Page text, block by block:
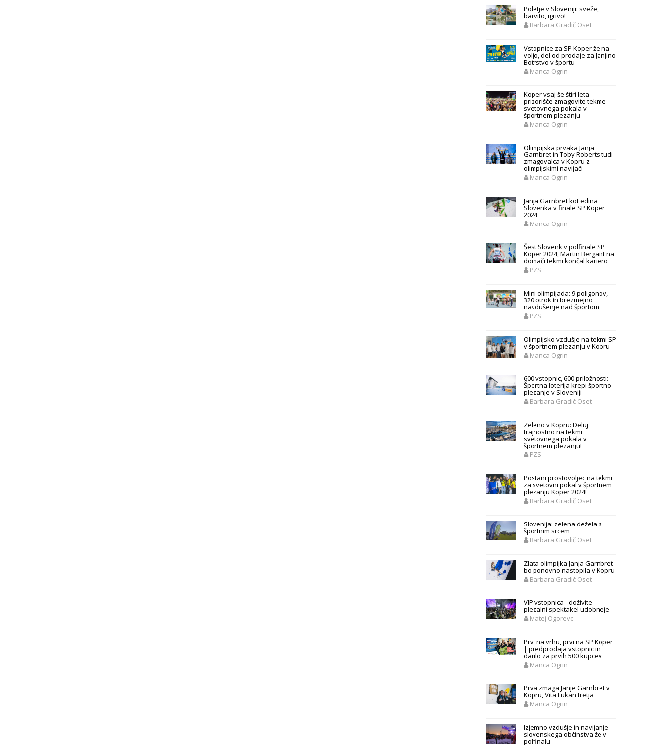
Poletje v Sloveniji: sveže,
barvito, igrivo!
Barbara Gradič Oset
Vstopnice za SP Koper že na
voljo, del od prodaje za Janjino
Botrstvo v športu
Manca Ogrin
Koper vsaj še štiri leta
prizorišče zmagovite tekme
svetovnega pokala v
športnem plezanju
Manca Ogrin
Olimpijska prvaka Janja
Garnbret in Toby Roberts tudi
zmagovalca v Kopru z
olimpijskimi navijači
Manca Ogrin
Janja Garnbret kot edina
Slovenka v finale SP Koper
2024
Manca Ogrin
Šest Slovenk v polfinale SP
Koper 2024, Martin Bergant na
domači tekmi končal kariero
PZS
Mini olimpijada: 9 poligonov,
320 otrok in brezmejno
navdušenje nad športom
PZS
Olimpijsko vzdušje na tekmi SP
v športnem plezanju v Kopru
Manca Ogrin
600 vstopnic, 600 priložnosti:
Športna loterija krepi športno
plezanje v Sloveniji
Barbara Gradič Oset
Zeleno v Kopru: Deluj
trajnostno na tekmi
svetovnega pokala v
športnem plezanju!
PZS
Postani prostovoljec na tekmi
za svetovni pokal v športnem
plezanju Koper 2024!
Barbara Gradič Oset
Slovenija: zelena dežela s
športnim srcem
Barbara Gradič Oset
Zlata olimpijka Janja Garnbret
bo ponovno nastopila v Kopru
Barbara Gradič Oset
VIP vstopnica - doživite
plezalni spektakel udobneje
Matej Ogorevc
Prvi na vrhu, prvi na SP Koper
| predprodaja vstopnic in
darilo za prvih 500 kupcev
Manca Ogrin
Prva zmaga Janje Garnbret v
Kopru, Vita Lukan tretja
Manca Ogrin
Izjemno vzdušje in navijanje
slovenskega občinstva že v
polfinalu